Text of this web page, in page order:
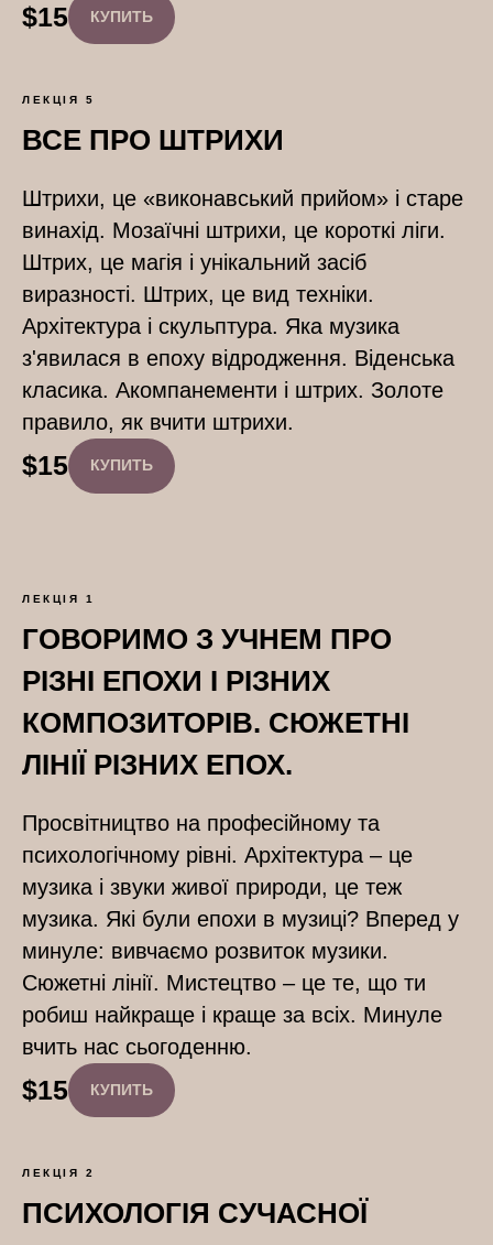
$15 КУПИТЬ
ЛЕКЦІЯ 5
ВСЕ ПРО ШТРИХИ
Штрихи, це «виконавський прийом» і старе
винахід. Мозаїчні штрихи, це короткі ліги.
Штрих, це магія і унікальний засіб
виразності. Штрих, це вид техніки.
Архітектура і скульптура. Яка музика
з'явилася в епоху відродження. Віденська
класика. Акомпанементи і штрих. Золоте
правило, як вчити штрихи.
$15 КУПИТЬ
ЛЕКЦІЯ 1
ГОВОРИМО З УЧНЕМ ПРО
РІЗНІ ЕПОХИ І РІЗНИХ
КОМПОЗИТОРІВ. СЮЖЕТНІ
ЛІНІЇ РІЗНИХ ЕПОХ.
Просвітництво на професійному та
психологічному рівні. Архітектура – це
музика і звуки живої природи, це теж
музика. Які були епохи в музиці? Вперед у
минуле: вивчаємо розвиток музики.
Сюжетні лінії. Мистецтво – це те, що ти
робиш найкраще і краще за всіх. Минуле
вчить нас сьогоденню.
$15 КУПИТЬ
ЛЕКЦІЯ 2
ПСИХОЛОГІЯ СУЧАСНОЇ